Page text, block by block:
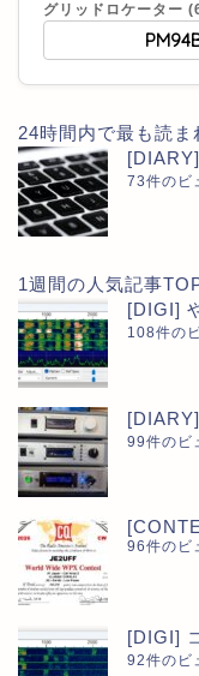
グリッドロケーター
24時間内で最も読ま
73件のビ
1週間の人気記事
[DIGI]
108件の
99件のビ
96件のビ
[DIGI]
92件のビ